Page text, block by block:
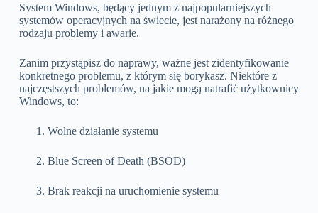
System Windows, będący jednym z najpopularniejszych
systemów operacyjnych na świecie, jest narażony na różnego
rodzaju problemy i awarie.
Zanim przystąpisz do naprawy, ważne jest zidentyfikowanie
konkretnego problemu, z którym się borykasz. Niektóre z
najczęstszych problemów, na jakie mogą natrafić użytkownicy
Windows, to:
Wolne działanie systemu
Blue Screen of Death (BSOD)
Brak reakcji na uruchomienie systemu